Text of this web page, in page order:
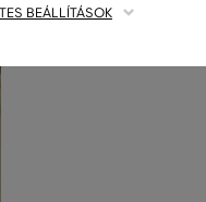
BEÁLLÍTÁSOK